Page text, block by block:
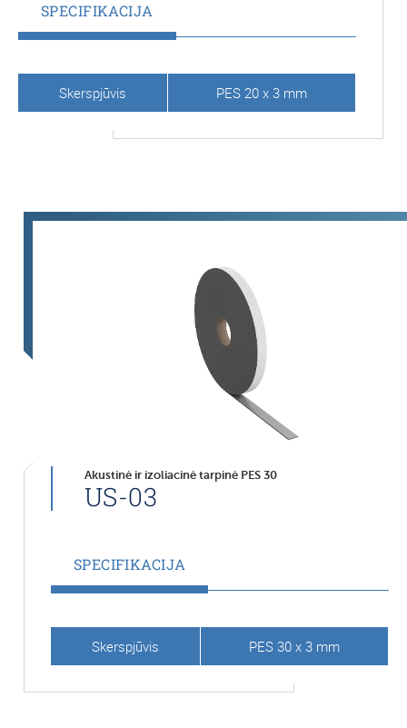
SPECIFIKACIJA
Skerspjūvis PES 20 x 3 mm
Akustinė ir izoliacinė tarpinė PES 30
US-03
SPECIFIKACIJA
Skerspjūvis PES 30 x 3 mm